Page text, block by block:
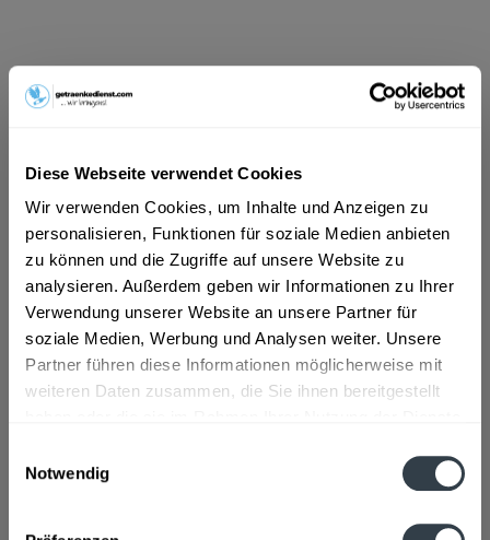
Diese Webseite verwendet Cookies
Wir verwenden Cookies, um Inhalte und Anzeigen zu
personalisieren, Funktionen für soziale Medien anbieten
zu können und die Zugriffe auf unsere Website zu
analysieren. Außerdem geben wir Informationen zu Ihrer
Verwendung unserer Website an unsere Partner für
soziale Medien, Werbung und Analysen weiter. Unsere
Partner führen diese Informationen möglicherweise mit
weiteren Daten zusammen, die Sie ihnen bereitgestellt
Notwendig
ab 40,49 € *
Vorrätig
EINWEG
+3,00 € Pfand
In den Warenkorb
Artikel-Nr.:
33209
Verfügbar in:
mehr